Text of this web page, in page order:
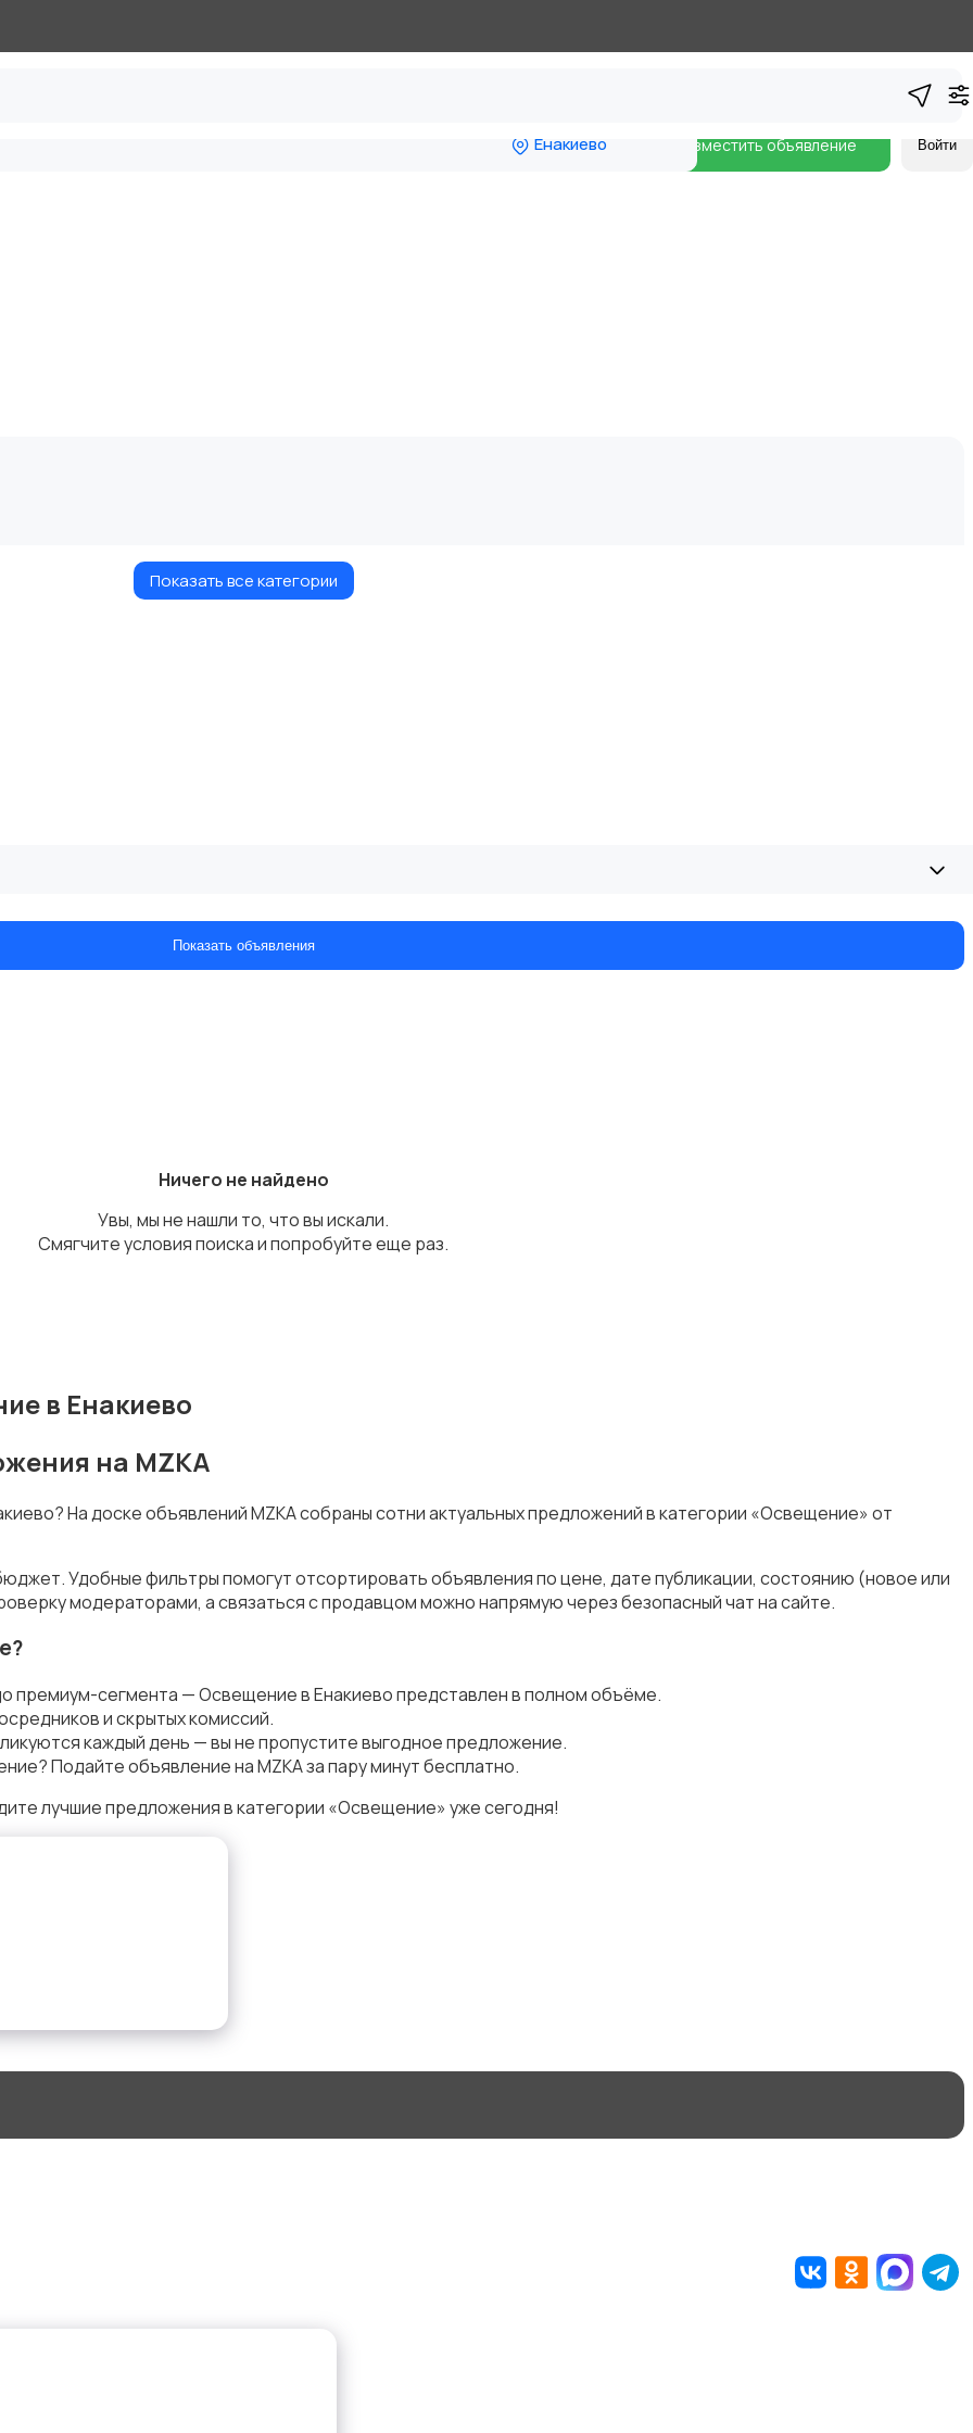
Енакиево Разместить объявление Войти
Показать все категории
Показать объявления
Ничего не найдено
Увы, мы не нашли то, что вы искали.
Смягчите условия поиска и попробуйте еще раз.
в Енакиево
на MZKA
На доске объявлений MZKA собраны сотни актуальных предложений в категории «Освещение» от
Удобные фильтры помогут отсортировать объявления по цене, дате публикации, состоянию (новое или
модераторами, а связаться с продавцом можно напрямую через безопасный чат на сайте.
премиум-сегмента — Освещение в Енакиево представлен в полном объёме.
и скрытых комиссий.
каждый день — вы не пропустите выгодное предложение.
Подайте объявление на MZKA за пару минут бесплатно.
лучшие предложения в категории «Освещение» уже сегодня!